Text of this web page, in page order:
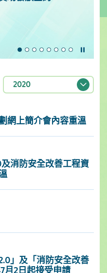
2020
網上簡介會內容重溫
消防安全改善工程資
」及「消防安全改善
月2日起接受申請